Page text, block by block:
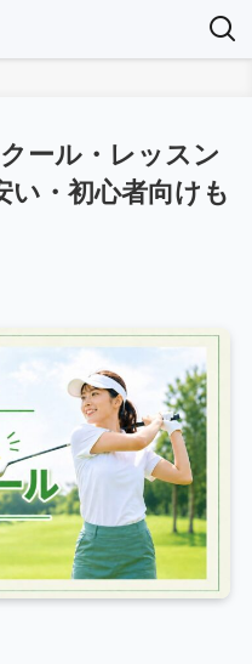
ール・レッスン
い・初心者向けも